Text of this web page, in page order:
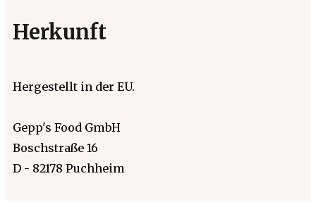
Herkunft
Hergestellt in der EU.
Gepp's Food GmbH
Boschstraße 16
D - 82178 Puchheim